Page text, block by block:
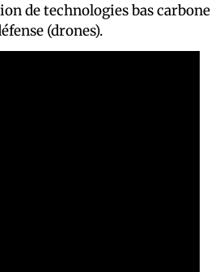
de technologies bas carbone
(drones).